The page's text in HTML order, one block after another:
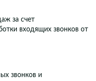
за счет
входящих звонков от
звонков и